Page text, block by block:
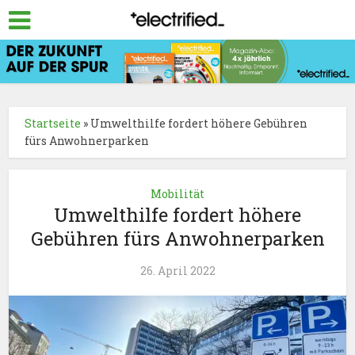
Startseite » Umwelthilfe fordert höhere Gebühren
fürs Anwohnerparken
Mobilität
Umwelthilfe fordert höhere
Gebühren fürs Anwohnerparken
26. April 2022